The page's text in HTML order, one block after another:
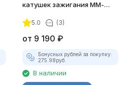
катушек зажигания ММ-
комплект)
5.0 (3)
от 9 190 ₽
Бонусных рублей за покупку:
275.98руб.
В наличии